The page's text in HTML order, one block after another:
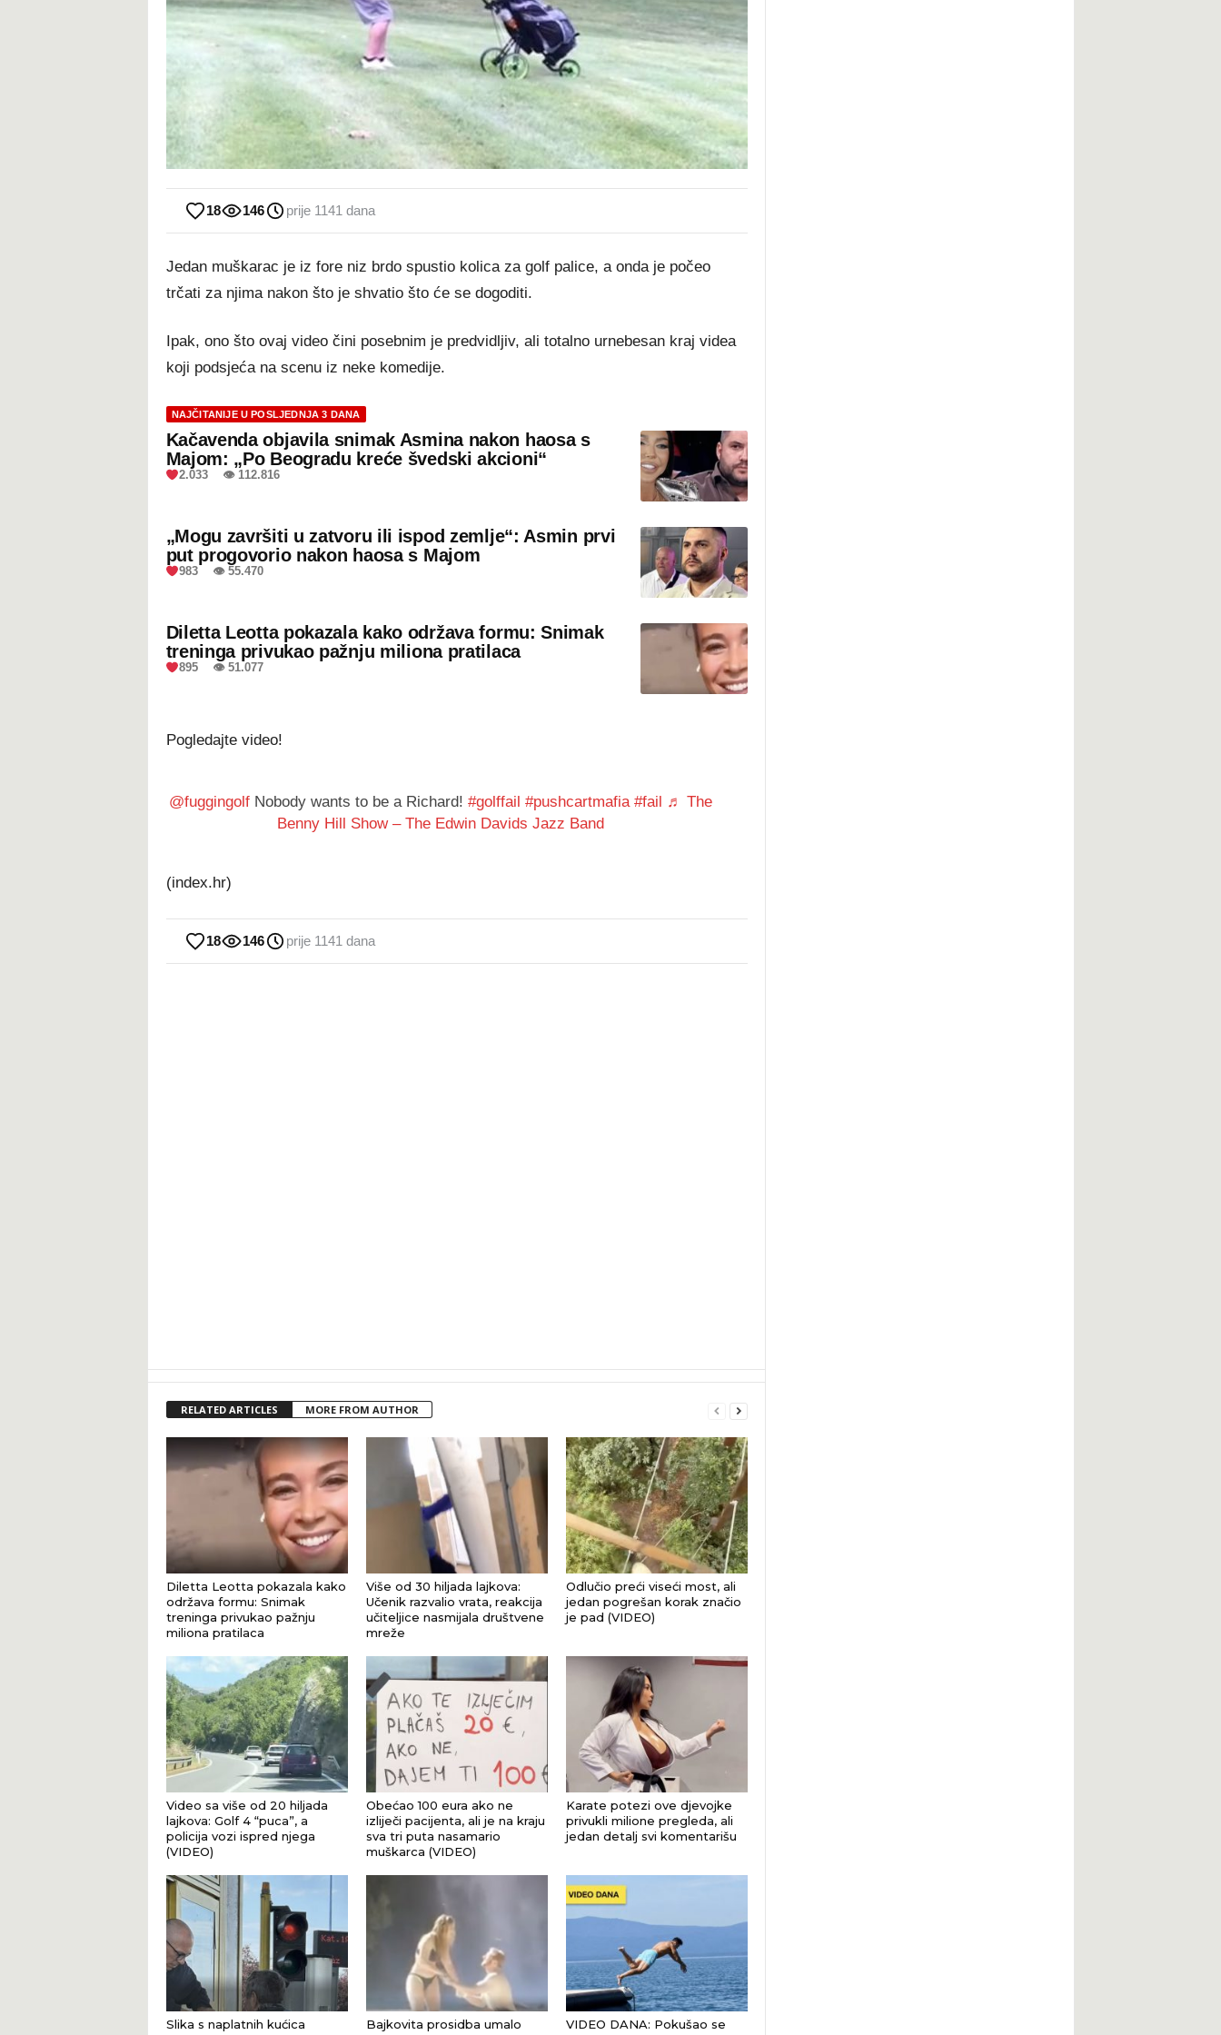
18 146 prije 1141 dana
Jedan muškarac je iz fore niz brdo spustio kolica za golf palice, a onda je počeo
trčati za njima nakon što je shvatio što će se dogoditi.
Ipak, ono što ovaj video čini posebnim je predvidljiv, ali totalno urnebesan kraj videa
koji podsjeća na scenu iz neke komedije.
NAJČITANIJE U POSLJEDNJA 3 DANA
Kačavenda objavila snimak Asmina nakon haosa s
Majom: „Po Beogradu kreće švedski akcioni“
2.033 👁 112.816
„Mogu završiti u zatvoru ili ispod zemlje“: Asmin prvi
put progovorio nakon haosa s Majom
983 👁 55.470
Diletta Leotta pokazala kako održava formu: Snimak
treninga privukao pažnju miliona pratilaca
895 👁 51.077
Pogledajte video!
@fuggingolf Nobody wants to be a Richard! #golffail #pushcartmafia #fail ♬ The
Benny Hill Show – The Edwin Davids Jazz Band
(index.hr)
18 146 prije 1141 dana
RELATED ARTICLES MORE FROM AUTHOR
Diletta Leotta pokazala kako
održava formu: Snimak
treninga privukao pažnju
miliona pratilaca
Više od 30 hiljada lajkova:
Učenik razvalio vrata, reakcija
učiteljice nasmijala društvene
mreže
Odlučio preći viseći most, ali
jedan pogrešan korak značio
je pad (VIDEO)
Video sa više od 20 hiljada
lajkova: Golf 4 “puca”, a
policija vozi ispred njega
(VIDEO)
Obećao 100 eura ako ne
izliječi pacijenta, ali je na kraju
sva tri puta nasamario
muškarca (VIDEO)
Karate potezi ove djevojke
privukli milione pregleda, ali
jedan detalj svi komentarišu
Slika s naplatnih kućica
Bajkovita prosidba umalo
VIDEO DANA: Pokušao se